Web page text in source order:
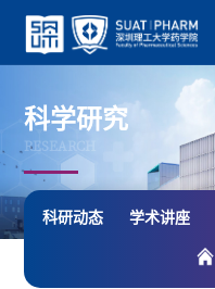
科学研究
RESEARCH
科研动态 学术讲座